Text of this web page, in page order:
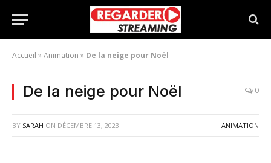
Accueil »Animation » De la neige pour Noël
De la neige pour Noël 0
BY SARAH ON DÉCEMBRE 13, 2023 ANIMATION